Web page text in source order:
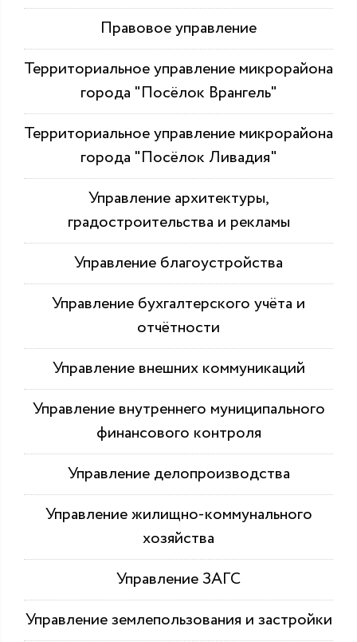
Правовое управление
Территориальное управление микрорайона
города "Посёлок Врангель"
Территориальное управление микрорайона
города "Посёлок Ливадия"
Управление архитектуры,
градостроительства и рекламы
Управление благоустройства
Управление бухгалтерского учёта и
отчётности
Управление внешних коммуникаций
Управление внутреннего муниципального
финансового контроля
Управление делопроизводства
Управление жилищно-коммунального
хозяйства
Управление ЗАГС
Управление землепользования и застройки